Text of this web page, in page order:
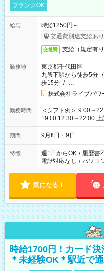
ブランクOK
給与
時給1250円～
交通費別途支給あり
交通費 支給（規定有り
勤務地
東京都千代田区
九段下駅から徒歩5分 /
歩15分 / …
株式会社ライブパワ
勤務時間
＜シフト例＞ 9:00～
19:00 12:30～22:00 上記の時間から好きな時間を選べます！ ※
時間は変更となる可能
期間 9月8日・9日
特徴 週1日からOK / 履歴書
電話対応なし / パソコ
気になる！
時給1700円！カード
＊未経験OK＊駅近で